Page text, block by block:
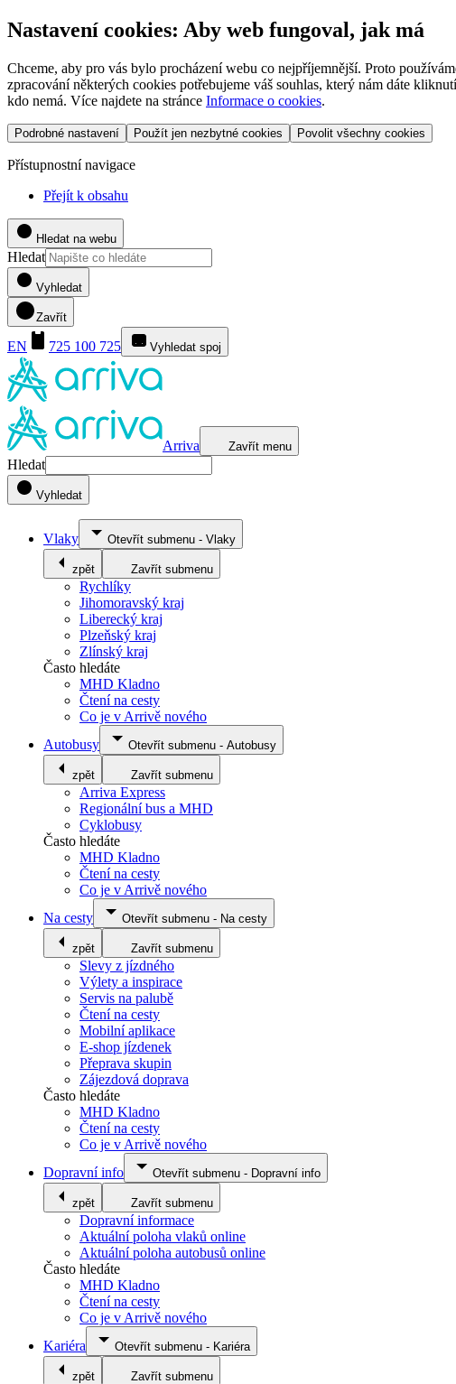
Nastavení cookies: Aby web fungoval, jak má
Chceme, aby pro vás bylo procházení webu co nejpříjemnější. Proto
zpracování některých cookies potřebujeme váš souhlas, který nám dáte
kdo nemá. Více najdete na stránce Informace o cookies.
Podrobné nastavení Použít jen nezbytné cookies Povolit všechny cookies
Přístupnostní navigace
Přejít k obsahu
Hledat na webu
Hledat
Vyhledat
Zavřít
EN 725 100 725 Vyhledat spoj
Arriva Zavřít menu
Hledat
Vyhledat
Vlaky Otevřít submenu - Vlaky
zpět Zavřít submenu
Rychlíky
Jihomoravský kraj
Liberecký kraj
Plzeňský kraj
Zlínský kraj
Často hledáte
MHD Kladno
Čtení na cesty
Co je v Arrivě nového
Autobusy
Otevřít submenu - Autobusy
zpět Zavřít submenu
Arriva Express
Regionální bus a MHD
Cyklobusy
Často hledáte
MHD Kladno
Čtení na cesty
Co je v Arrivě nového
Na cesty
Otevřít submenu - Na cesty
zpět Zavřít submenu
Slevy z jízdného
Výlety a inspirace
Servis na palubě
Čtení na cesty
Mobilní aplikace
E-shop jízdenek
Přeprava skupin
Zájezdová doprava
Často hledáte
MHD Kladno
Čtení na cesty
Co je v Arrivě nového
Dopravní info
Otevřít submenu - Dopravní info
zpět Zavřít submenu
Dopravní informace
Aktuální poloha vlaků online
Aktuální poloha autobusů online
Často hledáte
MHD Kladno
Čtení na cesty
Co je v Arrivě nového
Kariéra
Otevřít submenu - Kariéra
zpět Zavřít submenu